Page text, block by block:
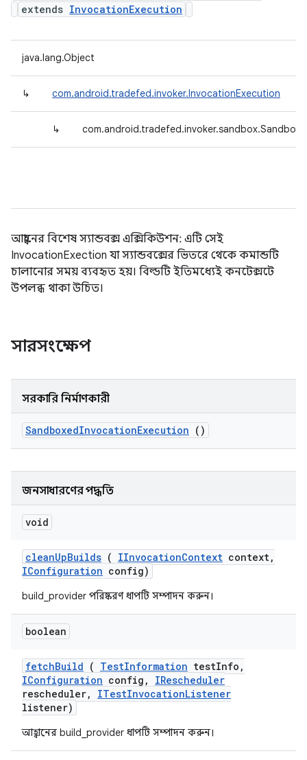
extends InvocationExecution
java.lang.Object
↳ com.android.tradefed.invoker.InvocationExecution
↳
আহ্বানের বিশেষ স্যান্ডবক্স এক্সিকিউশন: এটি সেই
InvocationExection যা স্যান্ডবক্সের ভিতরে থেকে কমান্ডটি
চালানোর সময় ব্যবহৃত হয়। বিল্ডটি ইতিমধ্যেই কনটেক্সটে
উপলব্ধ থাকা উচিত।
সারসংক্ষেপ
সরকারি নির্মাণকারী
SandboxedInvocationExecution ()
জনসাধারণের পদ্ধতি
void
cleanUpBuilds ( IInvocationContext context,
IConfiguration config)
build_provider পরিষ্করণ ধাপটি সম্পাদন করুন।
boolean
fetchBuild ( TestInformation testInfo ,
IConfiguration config ,
IRescheduler
rescheduler, ITestInvocationListener
listener)
আহ্বানের build_provider ধাপটি সম্পাদন করুন।